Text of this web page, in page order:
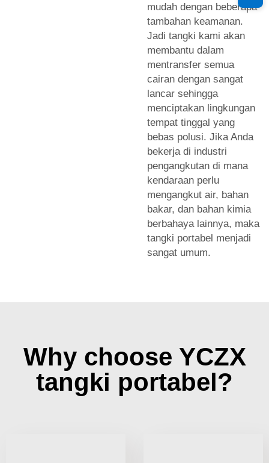
mudah dengan beberapa
tambahan keamanan.
Jadi tangki kami akan
membantu dalam
mentransfer semua
cairan dengan sangat
lancar sehingga
menciptakan lingkungan
tempat tinggal yang
bebas polusi. Jika Anda
bekerja di industri
pengangkutan di mana
kendaraan perlu
mengangkut air, bahan
bakar, dan bahan kimia
berbahaya lainnya, maka
tangki portabel menjadi
sangat umum.
Why choose YCZX
tangki portabel?